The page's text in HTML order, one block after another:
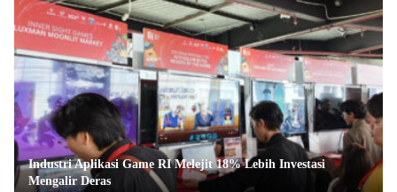
Industri Aplikasi Game RI Melejit 18% Lebih Investasi
Mengalir Deras